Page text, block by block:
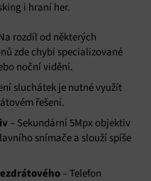
i hraní her.
rozdíl od některých
zde chybí specializované
noční vidění.
sluchátek je nutné využít
řešení.
– Sekundární 5Mpx objektiv
snímače a slouží spíše
– Telefon